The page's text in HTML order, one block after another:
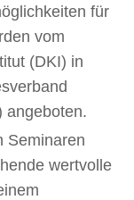
für
vom
(DKI) in
angeboten.
Seminaren
wertvolle